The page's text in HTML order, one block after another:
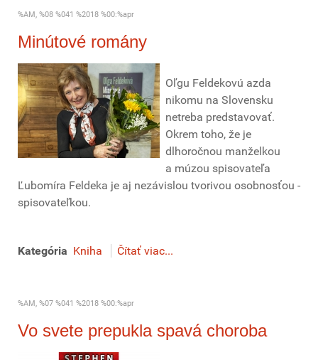
%AM, %08 %041 %2018 %00:%apr
Minútové romány
Oľgu Feldekovú azda
nikomu na Slovensku
netreba predstavovať.
Okrem toho, že je
dlhoročnou manželkou
a múzou spisovateľa
Ľubomíra Feldeka je aj nezávislou tvorivou osobnosťou -
spisovateľkou.
Kategória Kniha Čítať viac...
%AM, %07 %041 %2018 %00:%apr
Vo svete prepukla spavá choroba